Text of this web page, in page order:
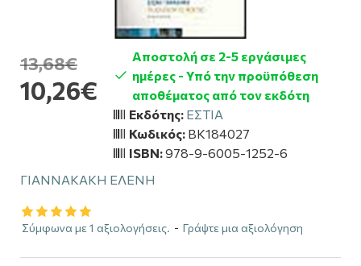
ΓΙΑΝΝΑΚΑΚΗ ΕΛΕΝΗ
Σύμφωνα με 1 αξιολογήσεις. - Γράψτε μια αξιολόγηση
10,26€
13,68€
Αποστολή σε 2-5 εργάσιμες
ημέρες - Υπό την προϋπόθεση
αποθέματος από τον εκδότη
Εκδότης: ΕΣΤΙΑ
Κωδικός: BK184027
ISBN:978-9-6005-1252-6